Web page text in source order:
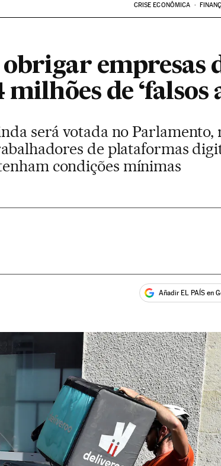
CRISE ECONÔMICA
empresas
de ‘falsos
será votada no Parlamento,
de plataformas
condições mínimas
Añadir EL PAÍS en